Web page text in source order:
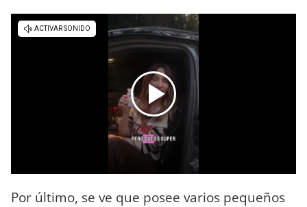
Por último, se ve que posee varios pequeños